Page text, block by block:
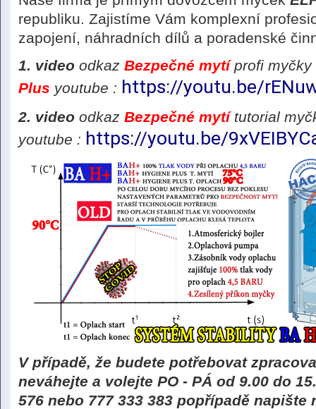
republiku. Zajistíme Vám komplexní
zapojení, náhradních dílů a poradenské
1. video odkaz Bezpečné mytíprofi myčky
Plus youtube : https://youtu.be/
2. video odkaz Bezpečné mytí tutorial
youtube : https://youtu.be/
V případě, že budete potřebovat
neváhejte a volejte PO - PÁ od 9.00 do
576 nebo 777 333 383 popřípadě napište